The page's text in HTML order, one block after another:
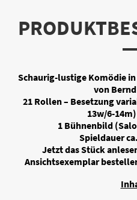
Schaurig-lustige Komödie
von
21 Rollen – Besetzung
13w/6-
1 Bühnenbild
Spieldauer
Jetzt das Stück
Ansichtsexemplar